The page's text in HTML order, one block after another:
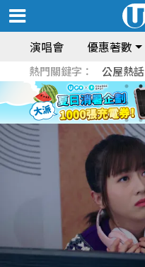
演唱會 優惠著數
熱門關鍵字： 公屋熱話